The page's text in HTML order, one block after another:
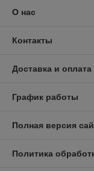
О нас
Контакты
Доставка и оплата
График работы
Полная версия
Политика